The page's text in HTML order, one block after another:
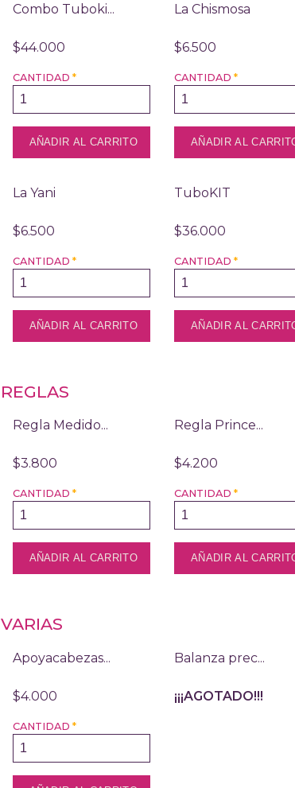
Combo Tuboki...
$44.000
CANTIDAD *
La Chismosa
$6.500
CANTIDAD*
La Yani
$6.500
CANTIDAD *
TuboKIT
$36.000
CANTIDAD*
REGLAS
Regla Medido...
$3.800
CANTIDAD *
Regla Prince...
$4.200
CANTIDAD*
VARIAS
Apoyacabezas...
$4.000
CANTIDAD *
Balanza prec...
¡¡¡AGOTADO!!!